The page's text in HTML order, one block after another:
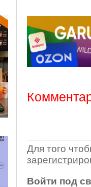
Для того
Войти под